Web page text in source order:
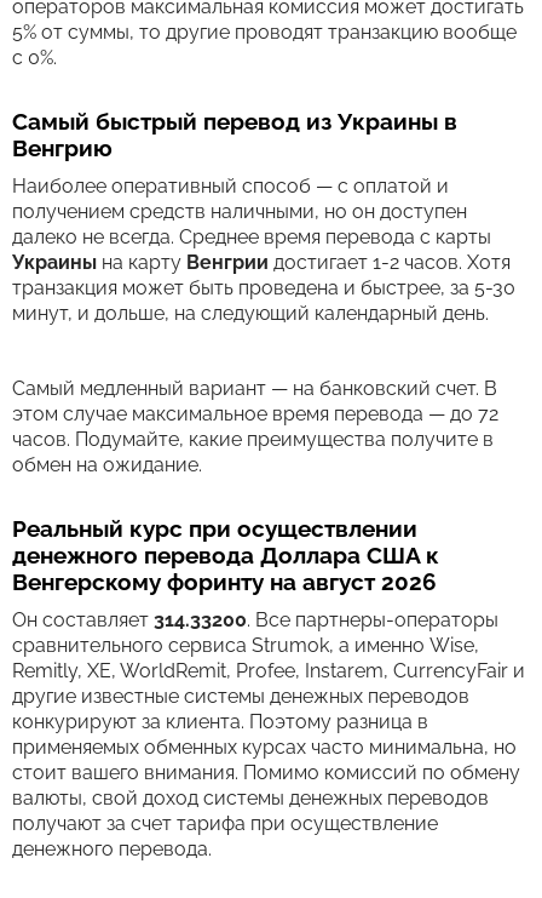
операторов максимальная комиссия может достигать
5% от суммы, то другие проводят транзакцию вообще
с 0%.
Самый быстрый перевод из Украины в
Венгрию
Наиболее оперативный способ — с оплатой и
получением средств наличными, но он доступен
далеко не всегда. Среднее время перевода c карты
Украины на карту Венгрии достигает 1-2 часов. Хотя
транзакция может быть проведена и быстрее, за 5-30
минут, и дольше, на следующий календарный день.
Самый медленный вариант — на банковский счет. В
этом случае максимальное время перевода — до 72
часов. Подумайте, какие преимущества получите в
обмен на ожидание.
Реальный курс при осуществлении
денежного перевода Доллара США к
Венгерскому форинту на август 2026
Он составляет 314.33200. Все партнеры-операторы
сравнительного сервиса Strumok, а именно Wise,
Remitly, XE, WorldRemit, Profee, Instarem, CurrencyFair и
другие известные системы денежных переводов
конкурируют за клиента. Поэтому разница в
применяемых обменных курсах часто минимальна, но
стоит вашего внимания. Помимо комиссий по обмену
валюты, свой доход системы денежных переводов
получают за счет тарифа при осуществление
денежного перевода.